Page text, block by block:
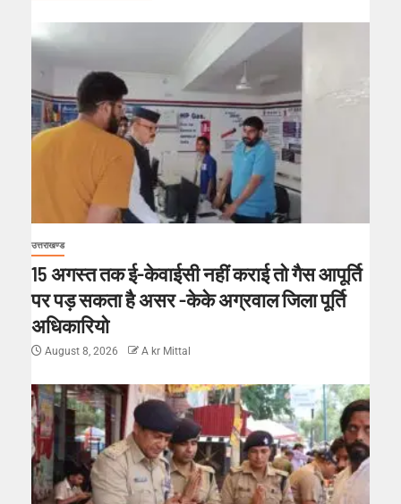
उत्तराखण्ड
15 अगस्त तक ई-केवाईसी नहीं कराई तो गैस आपूर्ति
पर पड़ सकता है असर -केके अग्रवाल जिला पूर्ति
अधिकारियो
August 8, 2026 A kr Mittal